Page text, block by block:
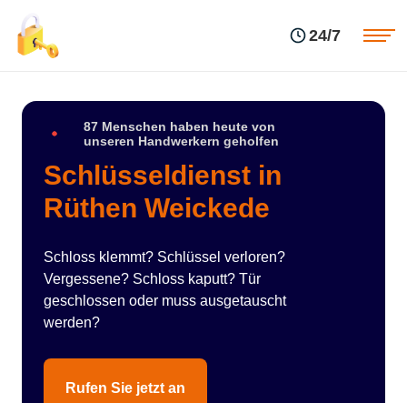
24/7
87 Menschen haben heute von
unseren Handwerkern geholfen
Schlüsseldienst in
Rüthen Weickede
Schloss klemmt? Schlüssel verloren?
Vergessene? Schloss kaputt? Tür
geschlossen oder muss ausgetauscht
werden?
Rufen Sie jetzt an